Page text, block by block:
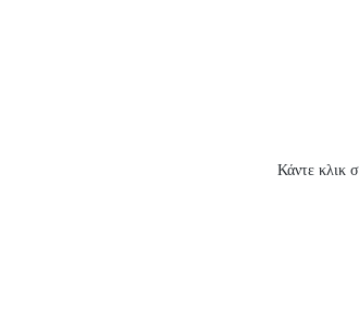
Κάντε κλικ